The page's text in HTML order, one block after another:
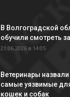
В Волгоградской
обучили смотреть
21.06.2026 в 14:05
Ветеринары
самые уязвимые
кошек и собак